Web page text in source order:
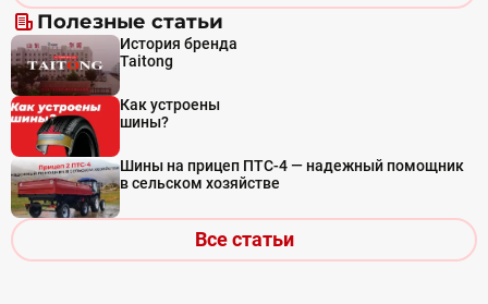
Полезные статьи
История бренда
Taitong
Как устроены
шины?
Шины на прицеп ПТС-4 — надежный помощник
в сельском хозяйстве
Все статьи